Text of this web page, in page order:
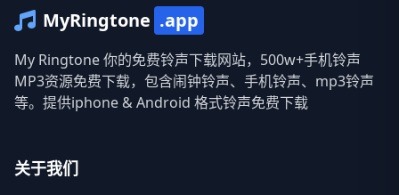
MyRingtone .app
My Ringtone 你的免费铃声下载网站，500w+手机铃声
MP3资源免费下载，包含闹钟铃声、手机铃声、mp3铃声
等。提供iphone & Android 格式铃声免费下载
关于我们